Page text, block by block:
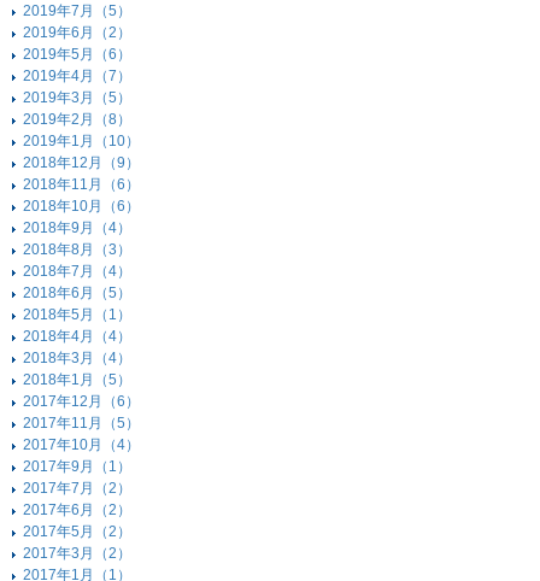
2019年7月（5）
2019年6月（2）
2019年5月（6）
2019年4月（7）
2019年3月（5）
2019年2月（8）
2019年1月（10）
2018年12月（9）
2018年11月（6）
2018年10月（6）
2018年9月（4）
2018年8月（3）
2018年7月（4）
2018年6月（5）
2018年5月（1）
2018年4月（4）
2018年3月（4）
2018年1月（5）
2017年12月（6）
2017年11月（5）
2017年10月（4）
2017年9月（1）
2017年7月（2）
2017年6月（2）
2017年5月（2）
2017年3月（2）
2017年1月（1）